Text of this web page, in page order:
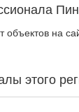
объектов на
этого